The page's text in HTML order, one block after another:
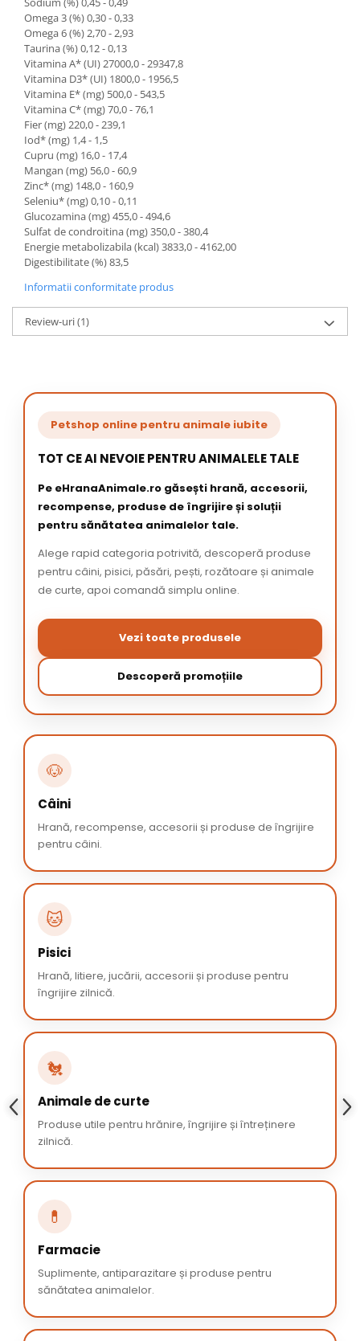
Omega 3 (%) 0,30 - 0,33
Omega 6 (%) 2,70 - 2,93
Taurina (%) 0,12 - 0,13
Vitamina A* (UI) 27000,0 - 29347,8
Vitamina D3* (UI) 1800,0 - 1956,5
Vitamina E* (mg) 500,0 - 543,5
Vitamina C* (mg) 70,0 - 76,1
Fier (mg) 220,0 - 239,1
Iod* (mg) 1,4 - 1,5
Cupru (mg) 16,0 - 17,4
Mangan (mg) 56,0 - 60,9
Zinc* (mg) 148,0 - 160,9
Seleniu* (mg) 0,10 - 0,11
Glucozamina (mg) 455,0 - 494,6
Sulfat de condroitina (mg) 350,0 - 380,4
Energie metabolizabila (kcal) 3833,0 - 4162,00
Digestibilitate (%) 83,5
Informatii conformitate produs
Review-uri(1)
Petshop online pentru animale iubite
TOT CE AI NEVOIE PENTRU ANIMALELE TALE
Pe eHranaAnimale.ro găsești hrană, accesorii,
recompense, produse de îngrijire și soluții
pentru sănătatea animalelor tale.
Alege rapid categoria potrivită, descoperă produse
pentru câini, pisici, păsări, pești, rozătoare și animale
de curte, apoi comandă simplu online.
Vezi toate produsele
Descoperă promoțiile
🐶
Câini
Hrană, recompense, accesorii și produse de îngrijire
pentru câini.
🐱
Pisici
Hrană, litiere, jucării, accesorii și produse pentru
îngrijire zilnică.
🐔
Animale de curte
Produse utile pentru hrănire, îngrijire și întreținere
zilnică.
💊
Farmacie
Suplimente, antiparazitare și produse pentru
sănătatea animalelor.